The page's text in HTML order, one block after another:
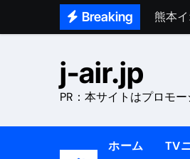
Breaking
熊本
【医
中町
j-air.jp
PR：本サイトはプロモ
ホーム TV